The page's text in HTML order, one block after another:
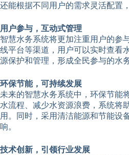
还能根据不同用户的需求灵活配置
用户参与，互动式管理
智慧水务系统将更加注重用户的参
线平台等渠道，用户可以实时查看
源保护和管理，形成全民参与的水
环保节能，可持续发展
未来的智慧水务系统中，环保节能
水流程、减少水资源浪费，系统将
用。同时，采用清洁能源和节能设
响。
技术创新，引领行业发展